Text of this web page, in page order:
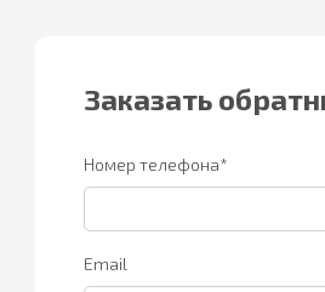
Заказать
Номер телефона*
Email